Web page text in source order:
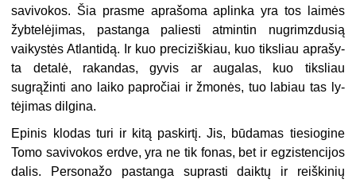
savivokos. Šia prasme aprašoma aplinka yra tos laimės
žyb­telėjimas, pastanga paliesti atmintin nugrimzdusią
vaikystės Atlantidą. Ir kuo preciziškiau, kuo tiksliau aprašy­
ta detalė, rakandas, gyvis ar augalas, kuo tiksliau
sugrąžinti ano laiko pa­pročiai ir žmonės, tuo labiau tas ly­
tėjimas dilgina.
Epinis klodas turi ir kitą paskirtį. Jis, būdamas tiesiogine
Tomo savivo­kos erdve, yra ne tik fonas, bet ir egzistencijos
dalis. Personažo pastan­ga suprasti daiktų ir reiškinių